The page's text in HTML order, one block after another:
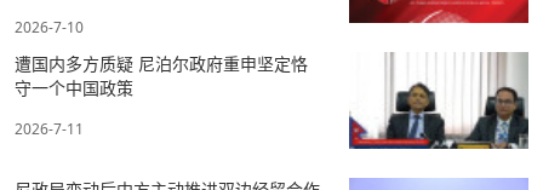
2026-7-10
遭国内多方质疑 尼泊尔政府重申坚定恪
守一个中国政策
2026-7-11